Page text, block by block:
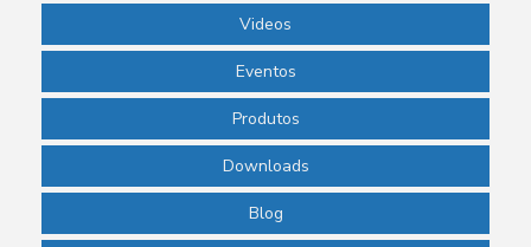
Videos
Eventos
Produtos
Downloads
Blog